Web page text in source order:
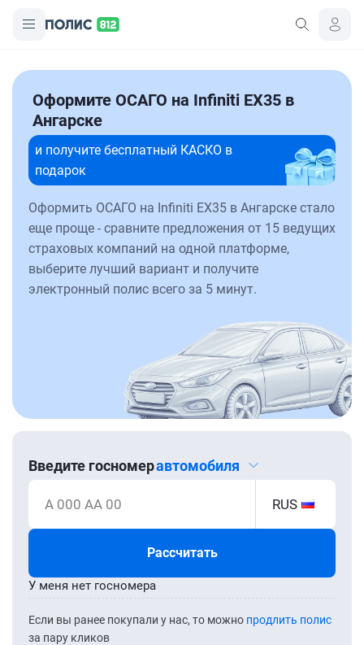
Оформите ОСАГО на Infiniti EX35 в
Ангарске
и получите бесплатный КАСКО в
подарок
Оформить ОСАГО на Infiniti EX35 в Ангарске стало
еще проще - сравните предложения от 15 ведущих
страховых компаний на одной платформе,
выберите лучший вариант и получите
электронный полис всего за 5 минут.
Введите госномеравтомобиля
А 000 АА 00 RUS
Рассчитать
Если вы ранее покупали у нас, то можно продлить полис
за пару кликов
У меня нет госномера